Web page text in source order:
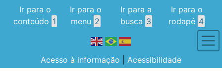
Ir para o
conteúdo 1
Ir para o
menu 2
Ir para a
busca 3
Ir para o
rodapé 4
Acesso à informação Acessibilidade